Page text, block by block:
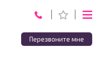
Перезвоните мне